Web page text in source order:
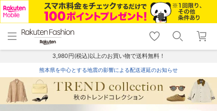
menu home
トップ
shopping_cart lock_outline
ログイン
3,980円(税込)以上のお買い物で送料無料！
熊本県を中心とする地震の影響による配送遅延のお知らせ